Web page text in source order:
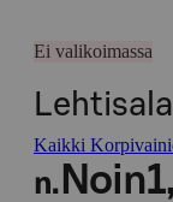
Ei valikoimassa
Kaikki
n. Noin